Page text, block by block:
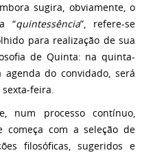
sugira, obviamente, o
“quintessência”, refere-se
para realização de sua
de Quinta: na quinta-
do convidado, será
feira.
num processo contínuo,
começa com a seleção de
filosóficas, sugeridos e